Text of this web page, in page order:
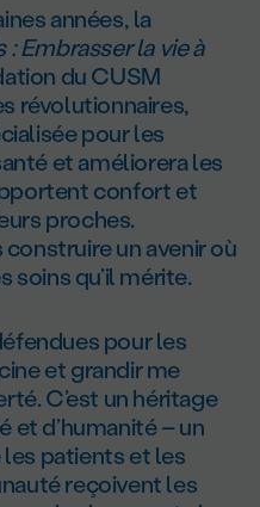
années, la
Embrasser la vie à
du CUSM
révolutionnaires,
pour les
et améliorera les
confort et
proches.
un avenir où
soins qu’il mérite.
pour les
et grandir me
C’est un héritage
et d’humanité – un
les patients et les
reçoivent les